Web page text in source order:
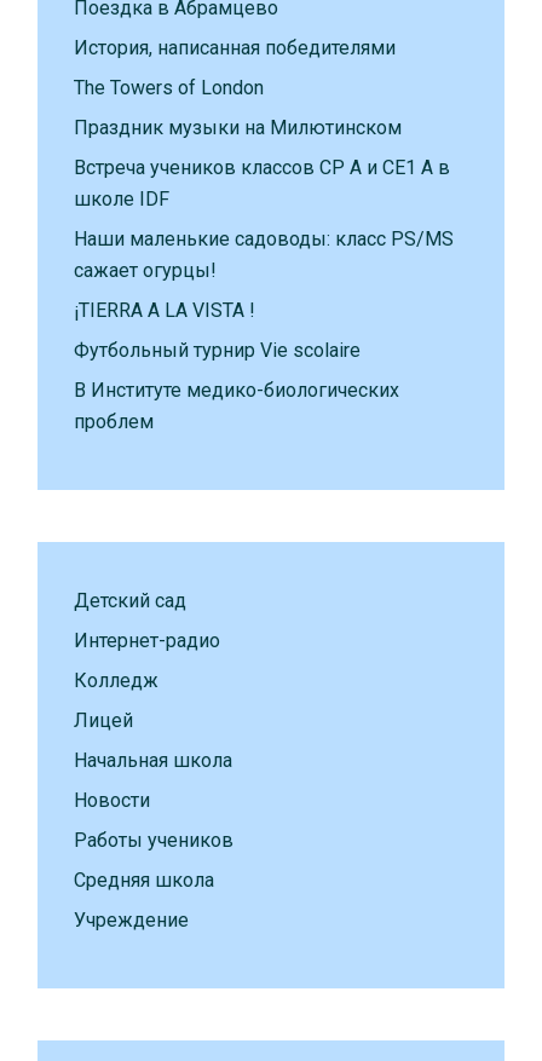
Поездка в Абрамцево
История, написанная победителями
The Towers of London
Праздник музыки на Милютинском
Встреча учеников классов CP A и CE1 A в
школе IDF
Наши маленькие садоводы: класс PS/MS
сажает огурцы!
¡TIERRA A LA VISTA !
Футбольный турнир Vie scolaire
В Институте медико-биологических
проблем
Детский сад
Интернет-радио
Колледж
Лицей
Начальная школа
Новости
Работы учеников
Средняя школа
Учреждение